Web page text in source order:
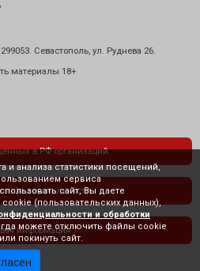
Севастополь, ул. Руднева 26.
материалы 18+
в РФ организаций
информация
и анализа статистики посещений,
сервиса
сайт, Вы даете
(пользовательских данных),
и обработки
можете отключить файлы cookie
покинуть сайт.